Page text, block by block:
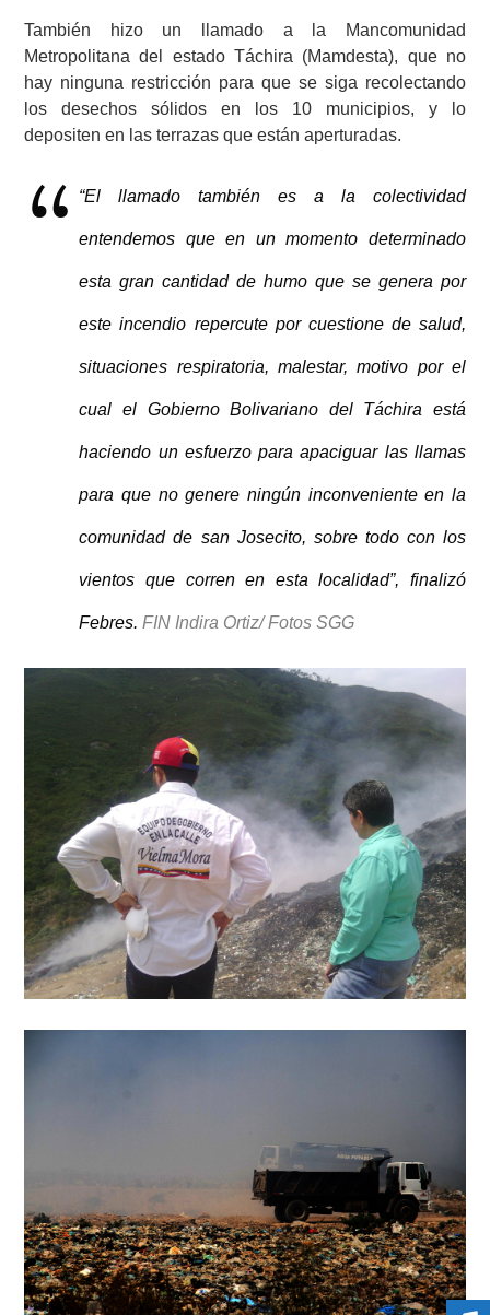
También hizo un llamado a la Mancomunidad
Metropolitana del estado Táchira (Mamdesta), que no
hay ninguna restricción para que se siga recolectando
los desechos sólidos en los 10 municipios, y lo
depositen en las terrazas que están aperturadas.
“El llamado también es a la colectividad
entendemos que en un momento determinado
esta gran cantidad de humo que se genera por
este incendio repercute por cuestione de salud,
situaciones respiratoria, malestar, motivo por el
cual el Gobierno Bolivariano del Táchira está
haciendo un esfuerzo para apaciguar las llamas
para que no genere ningún inconveniente en la
comunidad de san Josecito, sobre todo con los
vientos que corren en esta localidad”, finalizó
Febres.FIN Indira Ortiz/ Fotos SGG